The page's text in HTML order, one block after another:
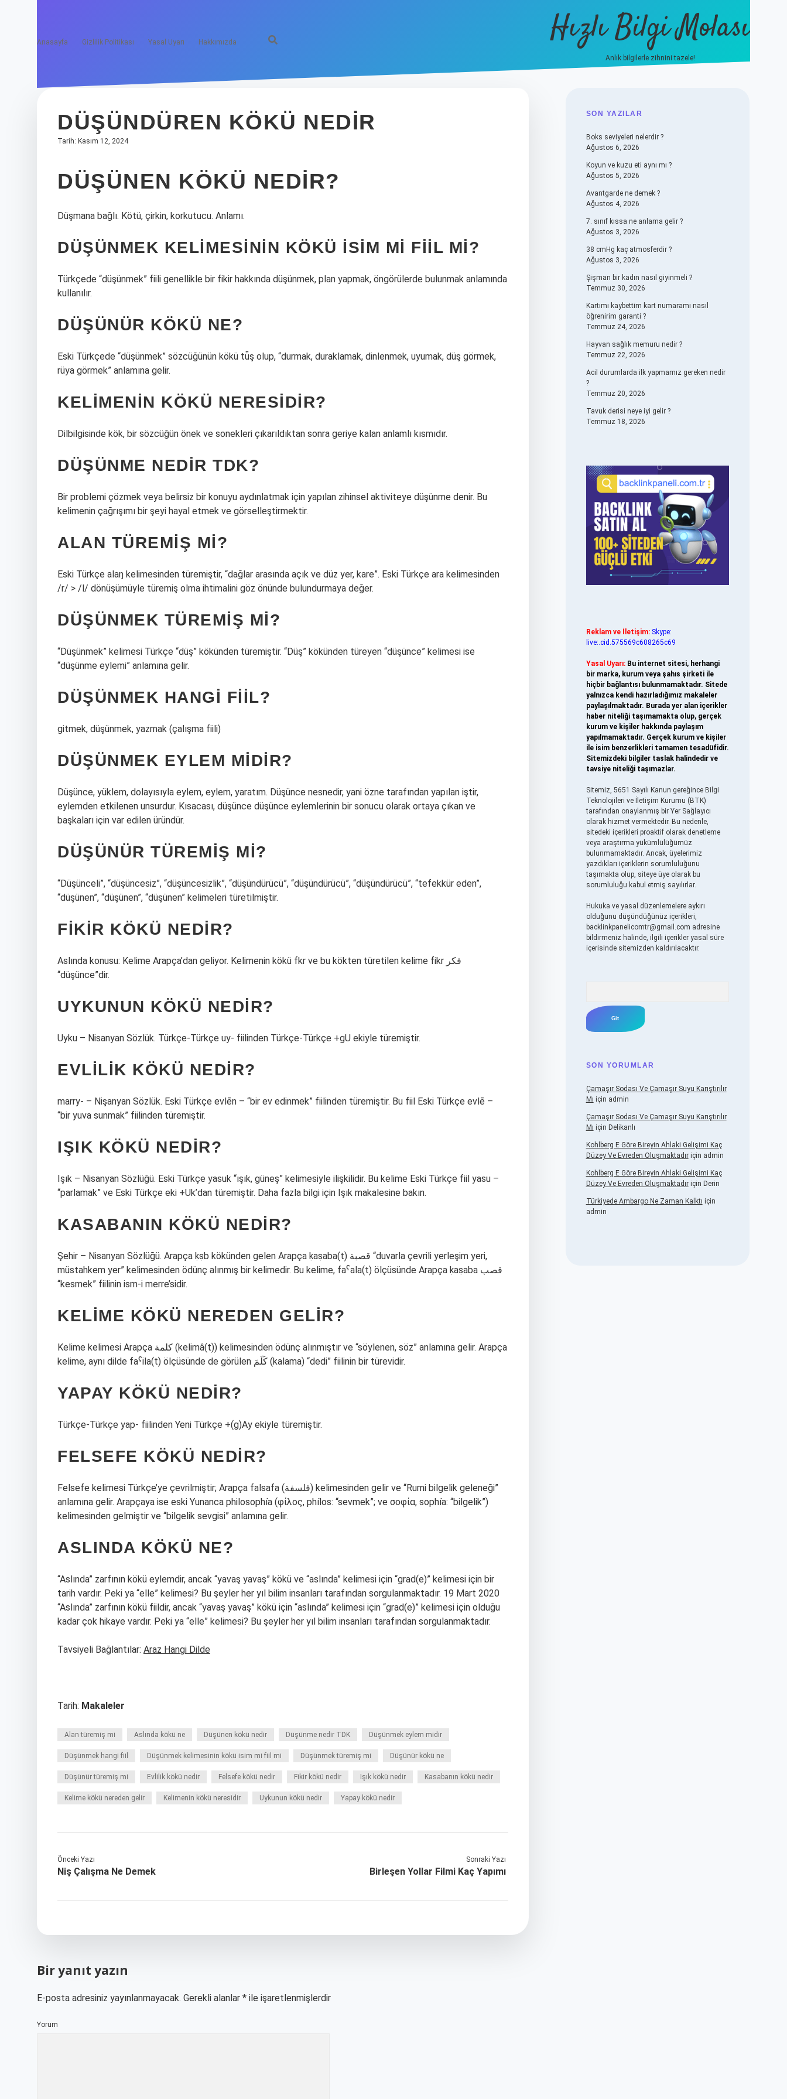
Anasayfa Gizlilik Politikası Yasal Uyarı Hakkımızda Hızlı Bilgi Molası
Anlık bilgilerle zihnini tazele!
DÜŞÜNDÜREN KÖKÜ NEDIR
Tarih: Kasım 12, 2024
DÜŞÜNEN KÖKÜ NEDIR?
Düşmana bağlı. Kötü, çirkin, korkutucu. Anlamı.
DÜŞÜNMEK KELIMESININ KÖKÜ ISIM MI FIIL MI?
Türkçede “düşünmek” fiili genellikle bir fikir hakkında düşünmek, plan yapmak, öngörülerde bulunmak anlamında
kullanılır.
DÜŞÜNÜR KÖKÜ NE?
Eski Türkçede “düşünmek” sözcüğünün kökü tǖş olup, “durmak, duraklamak, dinlenmek, uyumak, düş görmek,
rüya görmek” anlamına gelir.
KELIMENIN KÖKÜ NERESIDIR?
Dilbilgisinde kök, bir sözcüğün önek ve sonekleri çıkarıldıktan sonra geriye kalan anlamlı kısmıdır.
DÜŞÜNME NEDIR TDK?
Bir problemi çözmek veya belirsiz bir konuyu aydınlatmak için yapılan zihinsel aktiviteye düşünme denir. Bu
kelimenin çağrışımı bir şeyi hayal etmek ve görselleştirmektir.
ALAN TÜREMIŞ MI?
Eski Türkçe alaŋ kelimesinden türemiştir, “dağlar arasında açık ve düz yer, kare”. Eski Türkçe ara kelimesinden
/r/ > /l/ dönüşümüyle türemiş olma ihtimalini göz önünde bulundurmaya değer.
DÜŞÜNMEK TÜREMIŞ MI?
“Düşünmek” kelimesi Türkçe “düş” kökünden türemiştir. “Düş” kökünden türeyen “düşünce” kelimesi ise
“düşünme eylemi” anlamına gelir.
DÜŞÜNMEK HANGI FIIL?
gitmek, düşünmek, yazmak (çalışma fiili)
DÜŞÜNMEK EYLEM MIDIR?
Düşünce, yüklem, dolayısıyla eylem, eylem, yaratım. Düşünce nesnedir, yani özne tarafından yapılan iştir,
eylemden etkilenen unsurdur. Kısacası, düşünce düşünce eylemlerinin bir sonucu olarak ortaya çıkan ve
başkaları için var edilen üründür.
DÜŞÜNÜR TÜREMIŞ MI?
“Düşünceli”, “düşüncesiz”, “düşüncesizlik”, “düşündürücü”, “düşündürücü”, “düşündürücü”, “tefekkür eden”,
“düşünen”, “düşünen”, “düşünen” kelimeleri türetilmiştir.
FIKIR KÖKÜ NEDIR?
Aslında konusu: Kelime Arapça’dan geliyor. Kelimenin kökü fkr ve bu kökten türetilen kelime fikr فكر
“düşünce”dir.
UYKUNUN KÖKÜ NEDIR?
Uyku – Nisanyan Sözlük. Türkçe-Türkçe uy- fiilinden Türkçe-Türkçe +gU ekiyle türemiştir.
EVLILIK KÖKÜ NEDIR?
marry- – Nişanyan Sözlük. Eski Türkçe evlēn – “bir ev edinmek” fiilinden türemiştir. Bu fiil Eski Türkçe evlē –
“bir yuva sunmak” fiilinden türemiştir.
IŞIK KÖKÜ NEDIR?
Işık – Nisanyan Sözlüğü. Eski Türkçe yasuk “ışık, güneş” kelimesiyle ilişkilidir. Bu kelime Eski Türkçe fiil yasu –
“parlamak” ve Eski Türkçe eki +Uk’dan türemiştir. Daha fazla bilgi için Işık makalesine bakın.
KASABANIN KÖKÜ NEDIR?
Şehir – Nisanyan Sözlüğü. Arapça ḳṣb kökünden gelen Arapça ḳaṣaba(t) قصبة “duvarla çevrili yerleşim yeri,
müstahkem yer” kelimesinden ödünç alınmış bir kelimedir. Bu kelime, faˁala(t) ölçüsünde Arapça ḳaṣaba قصب
“kesmek” fiilinin ism-i merre’sidir.
KELIME KÖKÜ NEREDEN GELIR?
Kelime kelimesi Arapça كلمة (kelimâ(t)) kelimesinden ödünç alınmıştır ve “söylenen, söz” anlamına gelir. Arapça
kelime, aynı dilde faˁila(t) ölçüsünde de görülen كَلَمَ (kalama) “dedi” fiilinin bir türevidir.
YAPAY KÖKÜ NEDIR?
Türkçe-Türkçe yap- fiilinden Yeni Türkçe +(g)Ay ekiyle türemiştir.
FELSEFE KÖKÜ NEDIR?
Felsefe kelimesi Türkçe’ye çevrilmiştir; Arapça falsafa (فلسفة) kelimesinden gelir ve “Rumi bilgelik geleneği”
anlamına gelir. Arapçaya ise eski Yunanca philosophía (φίλος, phílos: “sevmek”; ve σοφία, sophía: “bilgelik”)
kelimesinden gelmiştir ve “bilgelik sevgisi” anlamına gelir.
ASLINDA KÖKÜ NE?
“Aslında” zarfının kökü eylemdir, ancak “yavaş yavaş” kökü ve “aslında” kelimesi için “grad(e)” kelimesi için bir
tarih vardır. Peki ya “elle” kelimesi? Bu şeyler her yıl bilim insanları tarafından sorgulanmaktadır. 19 Mart 2020
“Aslında” zarfının kökü fiildir, ancak “yavaş yavaş” kökü için “aslında” kelimesi için “grad(e)” kelimesi için olduğu
kadar çok hikaye vardır. Peki ya “elle” kelimesi? Bu şeyler her yıl bilim insanları tarafından sorgulanmaktadır.
Tavsiyeli Bağlantılar: Araz Hangi Dilde
Tarih: Makaleler
Alan türemiş mi Aslında kökü ne Düşünen kökü nedir Düşünme nedir TDK Düşünmek eylem midir
Düşünmek hangi fiil Düşünmek kelimesinin kökü isim mi fiil mi Düşünmek türemiş mi Düşünür kökü ne
Düşünür türemiş mi Evlilik kökü nedir Felsefe kökü nedir Fikir kökü nedir Işık kökü nedir Kasabanın kökü nedir
Kelime kökü nereden gelir Kelimenin kökü neresidir Uykunun kökü nedir Yapay kökü nedir
Önceki Yazı
Niş Çalışma Ne Demek
Sonraki Yazı
Birleşen Yollar Filmi Kaç Yapımı
Bir yanıt yazın
E-posta adresiniz yayınlanmayacak. Gerekli alanlar * ile işaretlenmişlerdir
Yorum
SIDEBAR
SON YAZILAR
Boks seviyeleri nelerdir ?
Ağustos 6, 2026
Koyun ve kuzu eti aynı mı ?
Ağustos 5, 2026
Avantgarde ne demek ?
Ağustos 4, 2026
7. sınıf kıssa ne anlama gelir ?
Ağustos 3, 2026
38 cmHg kaç atmosferdir ?
Ağustos 3, 2026
Şişman bir kadın nasıl giyinmeli ?
Temmuz 30, 2026
Kartımı kaybettim kart numaramı nasıl
öğrenirim garanti ?
Temmuz 24, 2026
Hayvan sağlık memuru nedir ?
Temmuz 22, 2026
Acil durumlarda ilk yapmamız gereken nedir
?
Temmuz 20, 2026
Tavuk derisi neye iyi gelir ?
Temmuz 18, 2026
Reklam ve İletişim: Skype:
live:.cid.575569c608265c69
Yasal Uyarı: Bu internet sitesi, herhangi
bir marka, kurum veya şahıs şirketi ile
hiçbir bağlantısı bulunmamaktadır. Sitede
yalnızca kendi hazırladığımız makaleler
paylaşılmaktadır. Burada yer alan içerikler
haber niteliği taşımamakta olup, gerçek
kurum ve kişiler hakkında paylaşım
yapılmamaktadır. Gerçek kurum ve kişiler
ile isim benzerlikleri tamamen tesadüfidir.
Sitemizdeki bilgiler taslak halindedir ve
tavsiye niteliği taşımazlar.
Sitemiz, 5651 Sayılı Kanun gereğince Bilgi
Teknolojileri ve İletişim Kurumu (BTK)
tarafından onaylanmış bir Yer Sağlayıcı
olarak hizmet vermektedir. Bu nedenle,
sitedeki içerikleri proaktif olarak denetleme
veya araştırma yükümlülüğümüz
bulunmamaktadır. Ancak, üyelerimiz
yazdıkları içeriklerin sorumluluğunu
taşımakta olup, siteye üye olarak bu
sorumluluğu kabul etmiş sayılırlar.
Hukuka ve yasal düzenlemelere aykırı
olduğunu düşündüğünüz içerikleri,
backlinkpanelicomtr@gmail.com adresine
bildirmeniz halinde, ilgili içerikler yasal süre
içerisinde sitemizden kaldırılacaktır.
SON YORUMLAR
Çamaşır Sodası Ve Çamaşır Suyu Karıştırılır
Mı için admin
Çamaşır Sodası Ve Çamaşır Suyu Karıştırılır
Mı için Delikanlı
Kohlberg E Göre Bireyin Ahlaki Gelişimi Kaç
Düzey Ve Evreden Oluşmaktadıriçin admin
Kohlberg E Göre Bireyin Ahlaki Gelişimi Kaç
Düzey Ve Evreden Oluşmaktadıriçin Derin
Türkiyede Ambargo Ne Zaman Kalktı için
admin